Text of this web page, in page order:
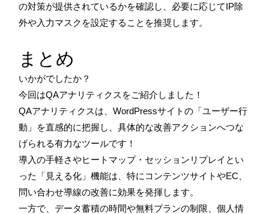
の対策が提供されているかを確認し、必要に応じてIP除
外や入力マスクを設定することを推奨します。
まとめ
いかがでしたか？
今回はQAアナリティクスをご紹介しました！
QAアナリティクスは、WordPressサイトの「ユーザー行
動」を直感的に把握し、具体的な改善アクションへつな
げられる有力なツールです！
導入の手軽さやヒートマップ・セッションリプレイとい
った「見える化」機能は、特にコンテンツサイトやEC、
問い合わせ導線の改善に効果を発揮します。
一方で、データ蓄積の時間や無料プランの制限、個人情